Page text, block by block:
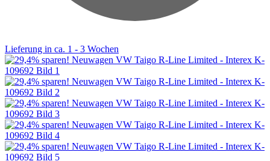
Lieferung in ca. 1 - 3 Wochen